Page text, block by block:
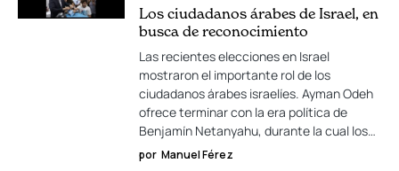
Los ciudadanos árabes de Israel, en
busca de reconocimiento
Las recientes elecciones en Israel
mostraron el importante rol de los
ciudadanos árabes israelíes. Ayman Odeh
ofrece terminar con la era política de
Benjamín Netanyahu, durante la cual los…
por Manuel Férez